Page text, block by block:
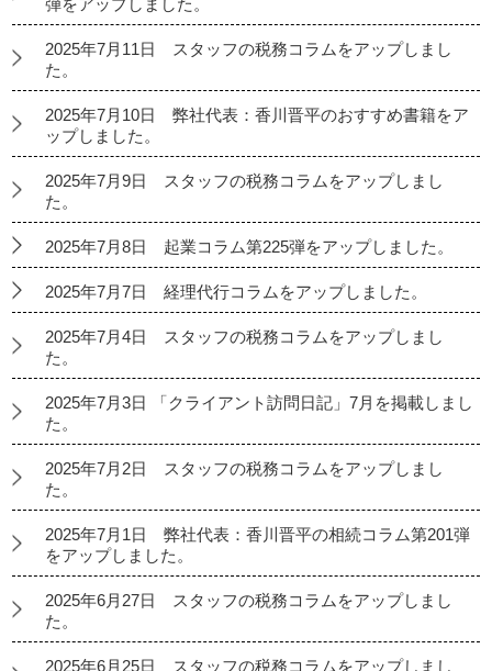
弾をアップしました。
2025年7月11日 スタッフの税務コラムをアップしまし
た。
2025年7月10日 弊社代表：香川晋平のおすすめ書籍をア
ップしました。
2025年7月9日 スタッフの税務コラムをアップしまし
た。
2025年7月8日 起業コラム第225弾をアップしました。
2025年7月7日 経理代行コラムをアップしました。
2025年7月4日 スタッフの税務コラムをアップしまし
た。
2025年7月3日 「クライアント訪問日記」7月を掲載しまし
た。
2025年7月2日 スタッフの税務コラムをアップしまし
た。
2025年7月1日 弊社代表：香川晋平の相続コラム第201弾
をアップしました。
2025年6月27日 スタッフの税務コラムをアップしまし
た。
2025年6月25日 スタッフの税務コラムをアップしまし